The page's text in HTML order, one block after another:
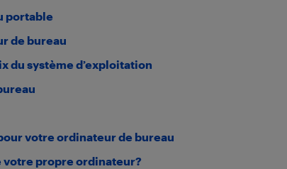
portable
de bureau
du système d’exploitation
votre ordinateur de bureau
propre ordinateur?